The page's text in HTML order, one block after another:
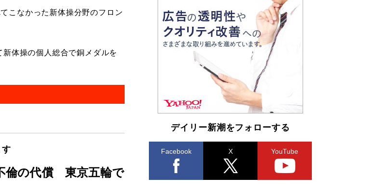
こなかった新体操分野のフロン
体操の個人総合で銅メダルを
倫の代償 東京五輪で
「宇宙兄弟」最終46巻がベストセラー1位 宇宙
開発への関心を押し上げた18年の物語に幕 特装
版には「宇宙で描かれたマンガ」も収録
Book Bang
「不意に涙が出そうに…」高嶋政伸が明かし
た“13歳の娘を暴行する役”への葛藤 インティマ
シーコーディネーターに支えられたNHK『大奥』
Book Bang
デイリー新潮をフォローする
Facebook X YouTube